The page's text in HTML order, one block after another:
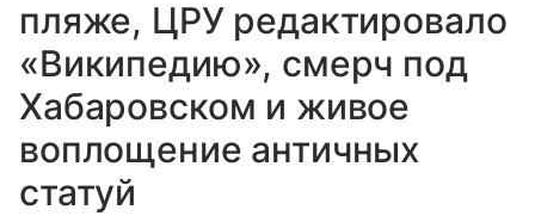
пляже, ЦРУ редактировало
«Википедию», смерч под
Хабаровском и живое
воплощение античных
статуй